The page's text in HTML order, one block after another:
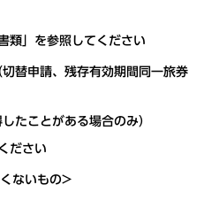
類」を参照してください
切替申請、残存有効期間同一旅券
したことがある場合のみ）
ださい
ないもの>